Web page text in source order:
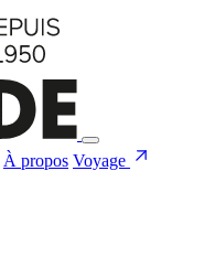
À propos Voyage